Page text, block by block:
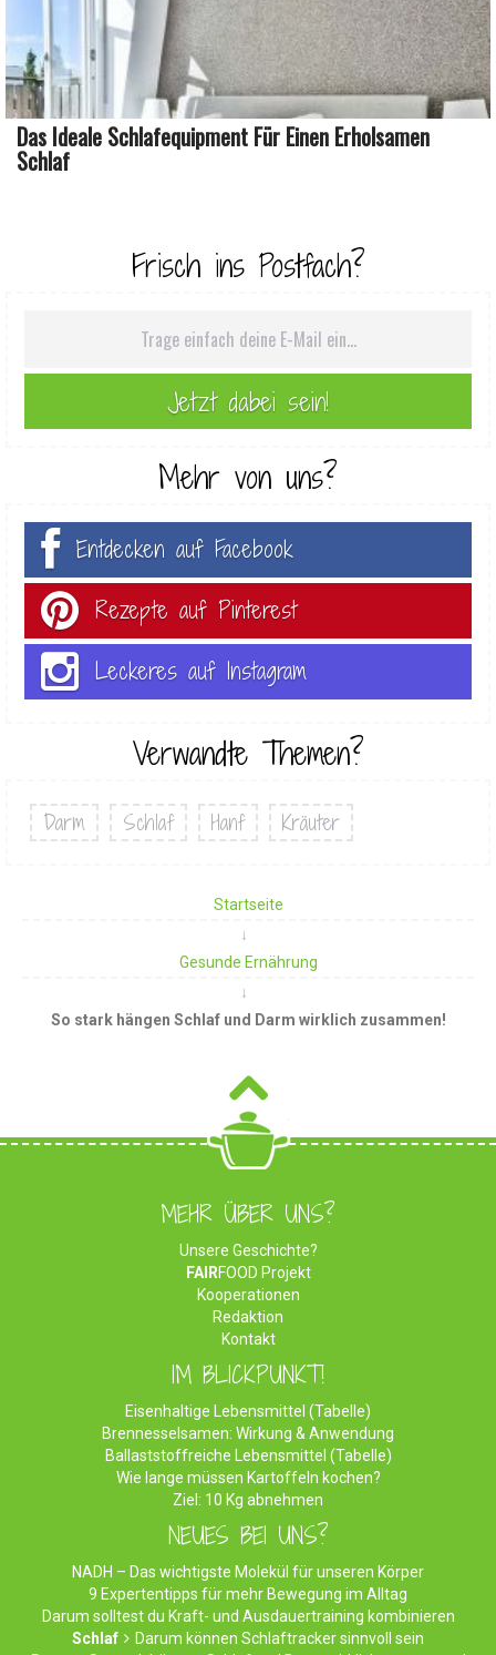
Das Ideale Schlafequipment Für Einen Erholsamen
Schlaf
Frisch ins Postfach?
Mehr von uns?
Entdecken auf Facebook
Rezepte auf Pinterest
Leckeres auf Instagram
Verwandte Themen?
Darm Schlaf Hanf Kräuter
Startseite
Gesunde Ernährung
So stark hängen Schlaf und Darm wirklich zusammen!
MEHR ÜBER UNS?
Unsere Geschichte?
FAIRFOOD Projekt
Kooperationen
Redaktion
Kontakt
IM BLICKPUNKT!
Eisenhaltige Lebensmittel (Tabelle)
Brennesselsamen: Wirkung & Anwendung
Ballaststoffreiche Lebensmittel (Tabelle)
Wie lange müssen Kartoffeln kochen?
Ziel: 10 Kg abnehmen
NEUES BEI UNS?
NADH – Das wichtigste Molekül für unseren Körper
9 Expertentipps für mehr Bewegung im Alltag
Darum solltest du Kraft- und Ausdauertraining kombinieren
Schlaf
Darum können Schlaftracker sinnvoll sein